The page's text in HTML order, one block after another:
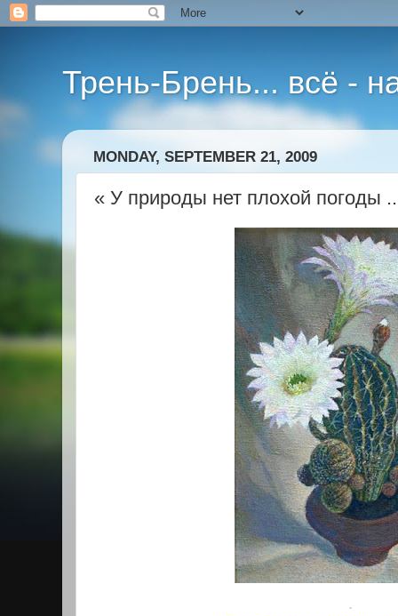
Трень-Брень... всё -
MONDAY, SEPTEMBER 21, 2009
« У природы нет плохой погоды
.